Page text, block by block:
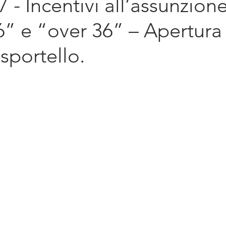
- Incentivi
e “over 36” – Apertura